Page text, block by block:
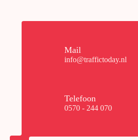
Mail
info@traffictoday.nl
Telefoon
0570 - 244 070